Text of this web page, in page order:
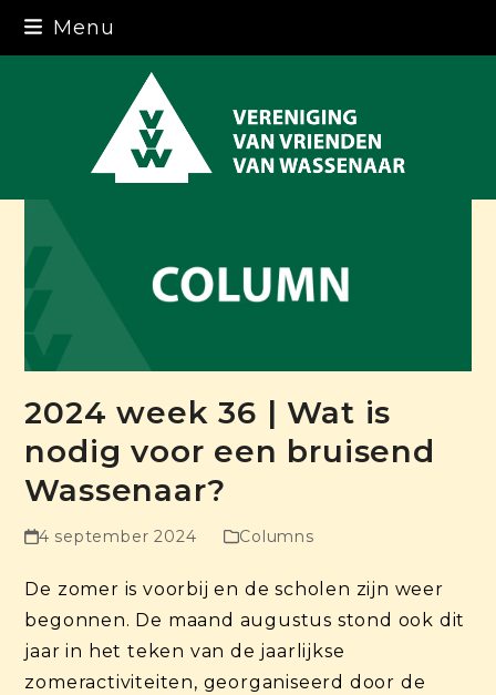
Skip
Menu
2024 week 36 | Wat is
nodig voor een bruisend
Wassenaar?
4 september 2024 Columns
De zomer is voorbij en de scholen zijn weer
begonnen. De maand augustus stond ook dit
jaar in het teken van de jaarlijkse
zomeractiviteiten, georganiseerd door de